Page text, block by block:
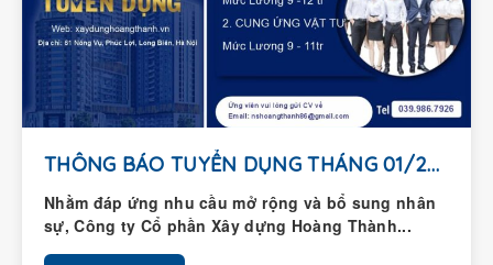
THÔNG BÁO TUYỂN DỤNG THÁNG 01/2026
Nhằm đáp ứng nhu cầu mở rộng và bổ sung nhân
sự, Công ty Cổ phần Xây dựng Hoàng Thành...